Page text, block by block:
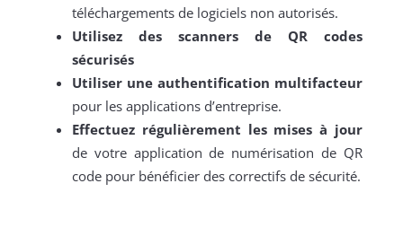
téléchargements de logiciels non autorisés.
Utilisez des scanners de QR codes
sécurisés
Utiliser une authentification multifacteur
pour les applications d’entreprise.
Effectuez régulièrement les mises à jour
de votre application de numérisation de QR
code pour bénéficier des correctifs de sécurité.